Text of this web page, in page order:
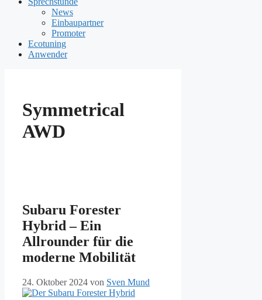
News
Einbaupartner
Promoter
Ecotuning
Anwender
Symmetrical
AWD
Subaru Forester
Hybrid – Ein
Allrounder für die
moderne Mobilität
24. Oktober 2024 von Sven Mund